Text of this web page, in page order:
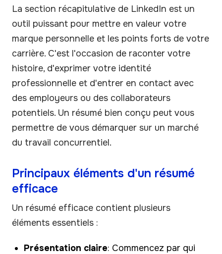
La section récapitulative de LinkedIn est un
outil puissant pour mettre en valeur votre
marque personnelle et les points forts de votre
carrière. C'est l'occasion de raconter votre
histoire, d'exprimer votre identité
professionnelle et d'entrer en contact avec
des employeurs ou des collaborateurs
potentiels. Un résumé bien conçu peut vous
permettre de vous démarquer sur un marché
du travail concurrentiel.
Principaux éléments d'un résumé
efficace
Un résumé efficace contient plusieurs
éléments essentiels :
Présentation claire: Commencez par qui